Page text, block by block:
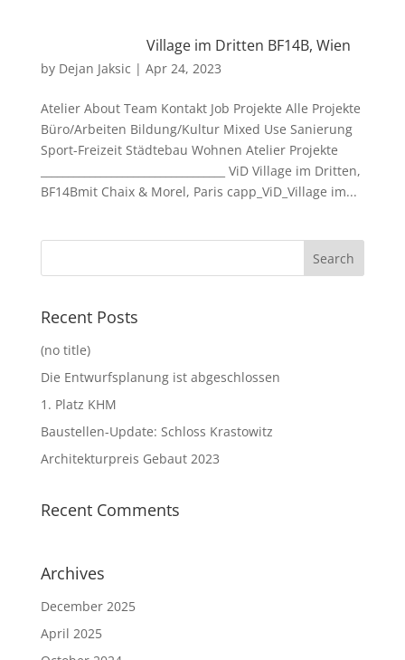
Village im Dritten BF14B, Wien
by Dejan Jaksic | Apr 24, 2023
Atelier About Team Kontakt Job Projekte Alle Projekte
Büro/Arbeiten Bildung/Kultur Mixed Use Sanierung
Sport-Freizeit Städtebau Wohnen Atelier Projekte
__________________________________ ViD Village im Dritten,
BF14Bmit Chaix & Morel, Paris capp_ViD_Village im...
Recent Posts
(no title)
Die Entwurfsplanung ist abgeschlossen
1. Platz KHM
Baustellen-Update: Schloss Krastowitz
Architekturpreis Gebaut 2023
Recent Comments
Archives
December 2025
April 2025